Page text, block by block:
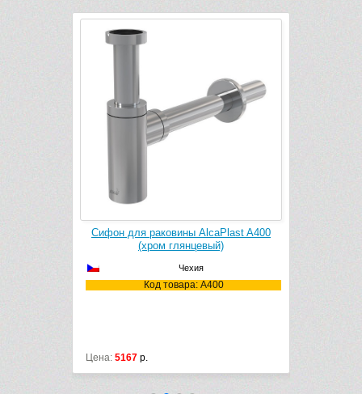
Сифон для раковины AlcaPlast A400
(хром глянцевый)
Чехия
Код товара: A400
Цена: 5167 р.